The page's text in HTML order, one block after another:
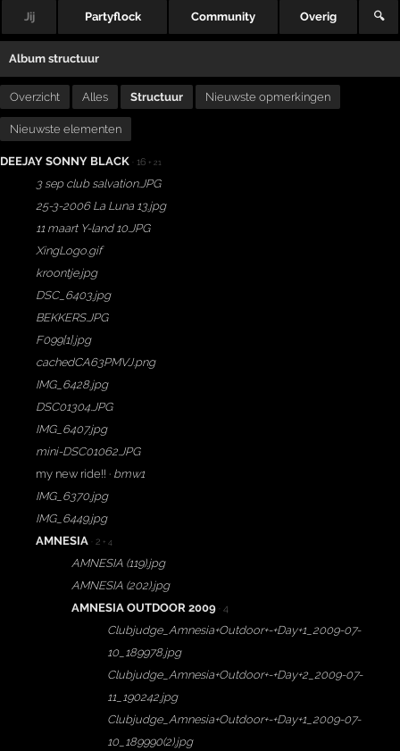
Jij Partyflock Community Overig 🔍
Album structuur
Overzicht Alles Structuur Nieuwste opmerkingen
Nieuwste elementen
DEEJAY SONNY BLACK · 16 + 21
3 sep club salvation.JPG
25-3-2006 La Luna 13.jpg
11 maart Y-land 10.JPG
XingLogo.gif
kroontje.jpg
DSC_6403.jpg
BEKKERS.JPG
F099[1].jpg
cachedCA63PMVJ.png
IMG_6428.jpg
DSC01304.JPG
IMG_6407.jpg
mini-DSC01062.JPG
my new ride!! · bmw1
IMG_6370.jpg
IMG_6449.jpg
AMNESIA
· 2 + 4
AMNESIA (119).jpg
AMNESIA (202).jpg
AMNESIA OUTDOOR 2009
· 4
Clubjudge_Amnesia+Outdoor+-+Day+1_2009-07-
10_189978.jpg
Clubjudge_Amnesia+Outdoor+-+Day+2_2009-07-
11_190242.jpg
Clubjudge_Amnesia+Outdoor+-+Day+1_2009-07-
10_189990(2).jpg